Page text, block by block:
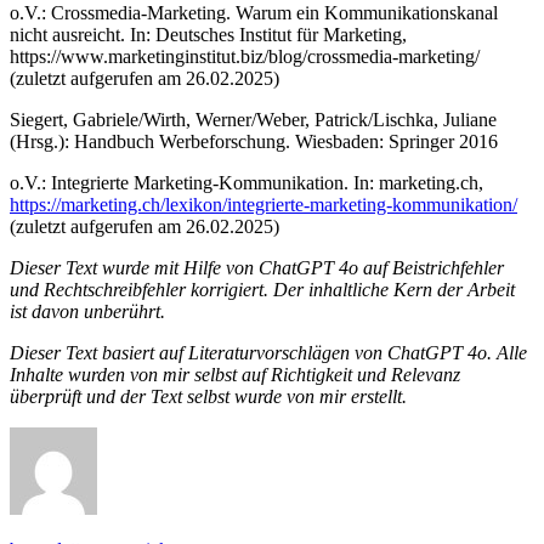
o.V.: Crossmedia-Marketing. Warum ein Kommunikationskanal
nicht ausreicht. In: Deutsches Institut für Marketing,
https://www.marketinginstitut.biz/blog/crossmedia-marketing/
(zuletzt aufgerufen am 26.02.2025)
Siegert, Gabriele/Wirth, Werner/Weber, Patrick/Lischka, Juliane
(Hrsg.): Handbuch Werbeforschung. Wiesbaden: Springer 2016
o.V.: Integrierte Marketing-Kommunikation. In: marketing.ch,
https://marketing.ch/lexikon/integrierte-marketing-kommunikation/
(zuletzt aufgerufen am 26.02.2025)
Dieser Text wurde mit Hilfe von ChatGPT 4o auf Beistrichfehler
und Rechtschreibfehler korrigiert. Der inhaltliche Kern der Arbeit
ist davon unberührt.
Dieser Text basiert auf Literaturvorschlägen von ChatGPT 4o. Alle
Inhalte wurden von mir selbst auf Richtigkeit und Relevanz
überprüft und der Text selbst wurde von mir erstellt.